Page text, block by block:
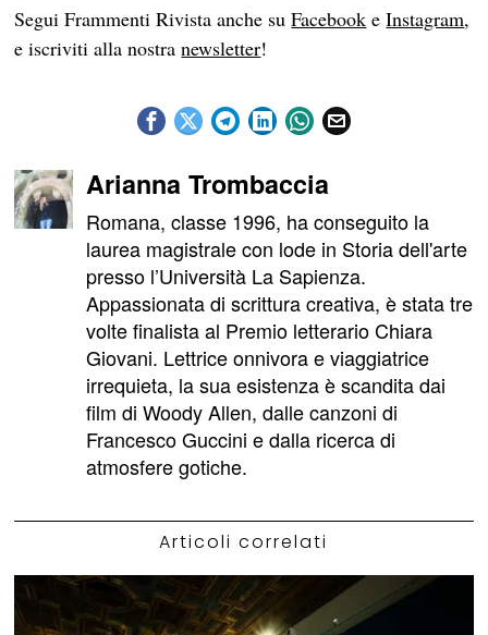
Segui Frammenti Rivista anche suFacebook eInstagram,
e iscriviti alla nostranewsletter!
Arianna Trombaccia
Romana, classe 1996, ha conseguito la
laurea magistrale con lode in Storia dell'arte
presso l’Università La Sapienza.
Appassionata di scrittura creativa, è stata tre
volte finalista al Premio letterario Chiara
Giovani. Lettrice onnivora e viaggiatrice
irrequieta, la sua esistenza è scandita dai
film di Woody Allen, dalle canzoni di
Francesco Guccini e dalla ricerca di
atmosfere gotiche.
Articoli correlati